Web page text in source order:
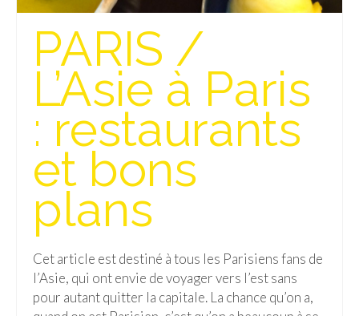
Lac Titicaca
Salar d’Uyuni
Sucre
Chili
Paraguay
Pérou
Lac Titicaca
Machu Picchu
PARIS /
L’Asie à Paris
: restaurants
et bons
plans
Cet article est destiné à tous les Parisiens fans de
l’Asie, qui ont envie de voyager vers l’est sans
pour autant quitter la capitale. La chance qu’on a,